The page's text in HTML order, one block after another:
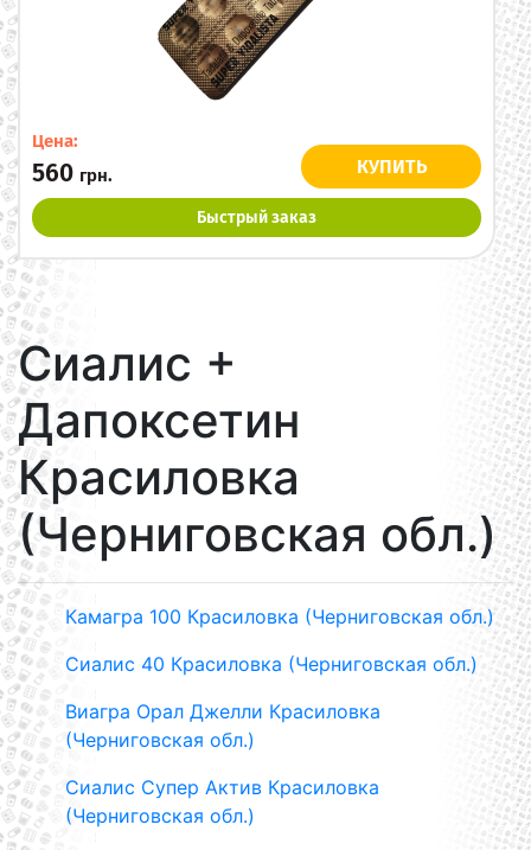
Цена:
560 грн. КУПИТЬ
Быстрый заказ
Сиалис +
Дапоксетин
Красиловка
(Черниговская обл.)
Камагра 100 Красиловка (Черниговская обл.)
Сиалис 40 Красиловка (Черниговская обл.)
Виагра Орал Джелли Красиловка
(Черниговская обл.)
Сиалис Супер Актив Красиловка
(Черниговская обл.)